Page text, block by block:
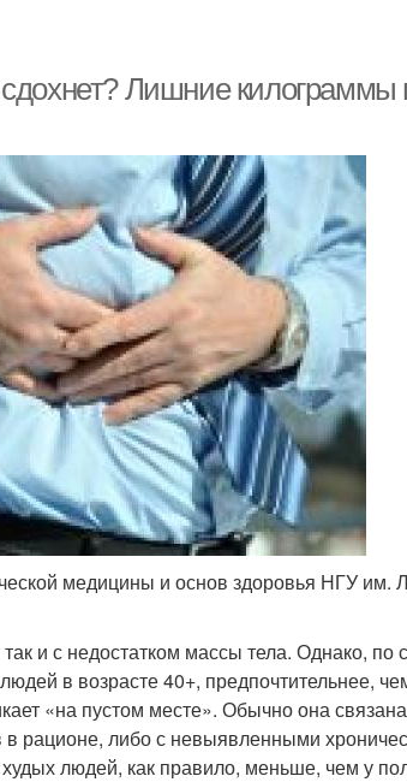
Лишние килограммы
медицины и основ здоровья НГУ им.
и с недостатком массы тела. Однако,
в возрасте 40+, предпочтительнее,
«на пустом месте». Обычно она
рационе, либо с невыявленными
людей, как правило, меньше, чем у